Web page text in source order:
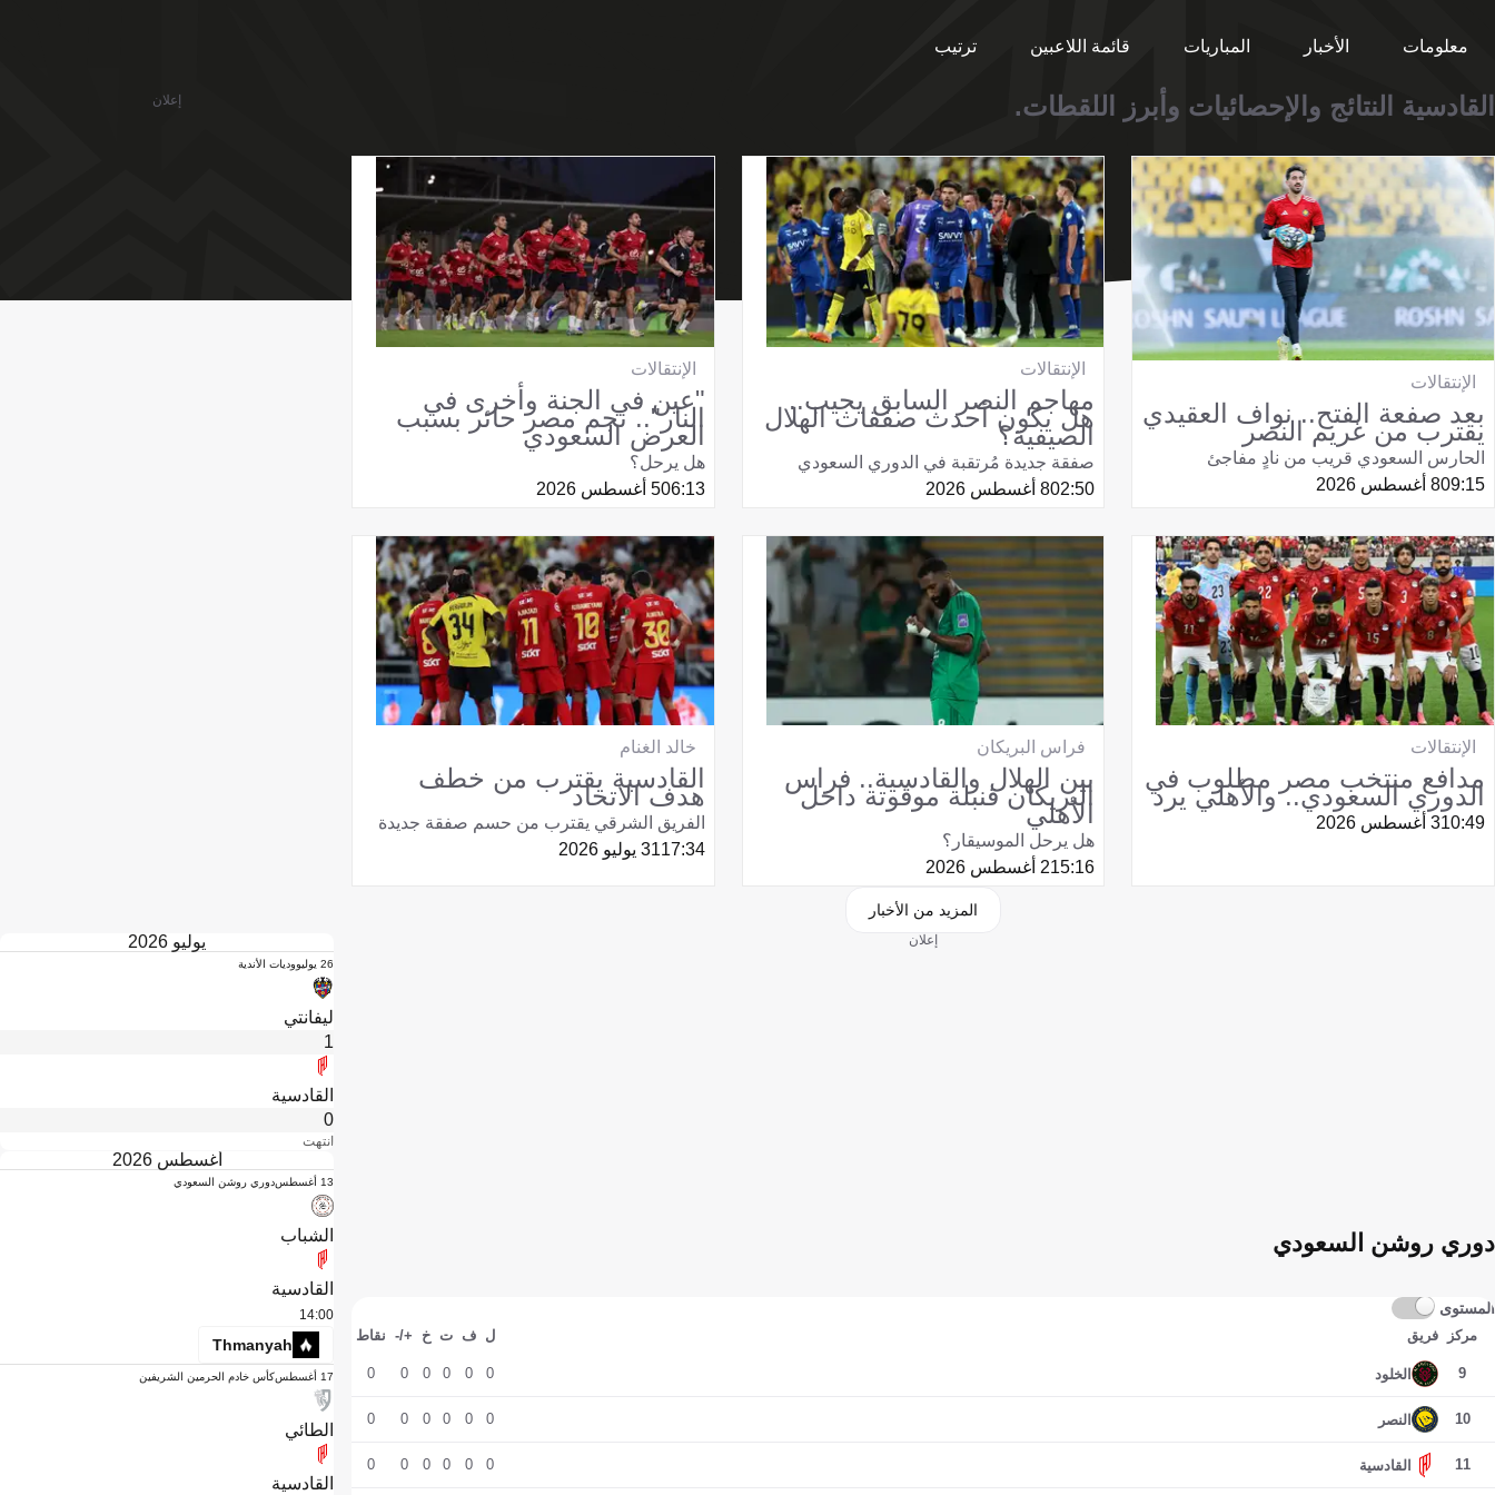
معلومات الأخبار المباريات قائمة اللاعبين ترتيب
القادسية النتائج والإحصائيات وأبرز اللقطات.
الإنتقالات
بعد صفعة الفتح.. نواف العقيدي
يقترب من غريم النصر
الحارس السعودي قريب من نادٍ مفاجئ
09:158 أغسطس 2026
الإنتقالات
مهاجم النصر السابق يجيب..
هل يكون أحدث صفقات الهلال
الصيفية؟
صفقة جديدة مُرتقبة في الدوري السعودي
02:508 أغسطس 2026
الإنتقالات
"عين في الجنة وأخرى في
النار".. نجم مصر حائر بسبب
العرض السعودي
هل يرحل؟
06:135 أغسطس 2026
الإنتقالات
مدافع منتخب مصر مطلوب في
الدوري السعودي.. والأهلي يرد
10:493 أغسطس 2026
فراس البريكان
بين الهلال والقادسية.. فراس
البريكان قنبلة موقوتة داخل
الأهلي
هل يرحل الموسيقار؟
15:162 أغسطس 2026
خالد الغنام
القادسية يقترب من خطف
هدف الاتحاد
الفريق الشرقي يقترب من حسم صفقة جديدة
17:3431 يوليو 2026
المزيد من الأخبار
إعلان
إعلان
دوري روشن السعودي
المستوى
مركز فريق ل ف ت خ +/- نقاط
9 الخلود 0
0
0
0
0
0
10 النصر 0
0
0
0
0
0
11 القادسية 0
0
0
0
0
0
يوليو 2026
26 يوليو وديات الأندية
ليفانتي
1
القادسية
0
انتهت
أغسطس 2026
13 أغسطس دوري روشن السعودي
الشباب
القادسية
14:00
Thmanyah
17 أغسطس كأس خادم الحرمين الشريفين
الطائي
القادسية